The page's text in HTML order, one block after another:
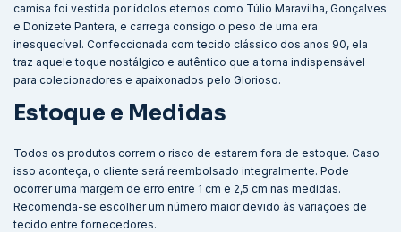
camisa foi vestida por ídolos eternos como Túlio Maravilha, Gonçalves
e Donizete Pantera, e carrega consigo o peso de uma era
inesquecível. Confeccionada com tecido clássico dos anos 90, ela
traz aquele toque nostálgico e autêntico que a torna indispensável
para colecionadores e apaixonados pelo Glorioso.
Estoque e Medidas
Todos os produtos correm o risco de estarem fora de estoque. Caso
isso aconteça, o cliente será reembolsado integralmente. Pode
ocorrer uma margem de erro entre 1 cm e 2,5 cm nas medidas.
Recomenda-se escolher um número maior devido às variações de
tecido entre fornecedores.